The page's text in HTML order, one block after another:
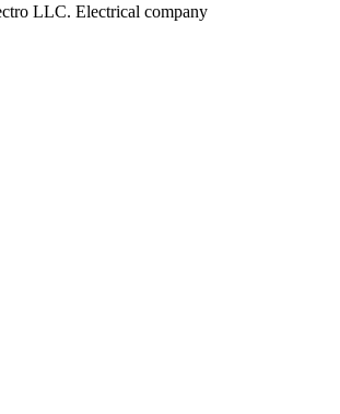
LLC. Electrical company